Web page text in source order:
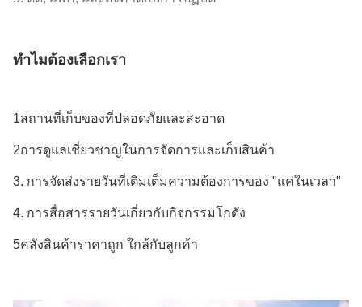
ทําไมต้องเลือกเรา
1สถานที่เก็บของที่ปลอดภัยและสะอาด
2การดูแลเชี่ยวชาญในการจัดการและเก็บสินค้า
3. การจัดส่งรายวันที่เติมเต็มความต้องการของ "แค่ในเวลา"
4. การสื่อสารรายวันเกี่ยวกับกิจกรรมโกดัง
5คลังสินค้าราคาถูก ใกล้กับลูกค้า